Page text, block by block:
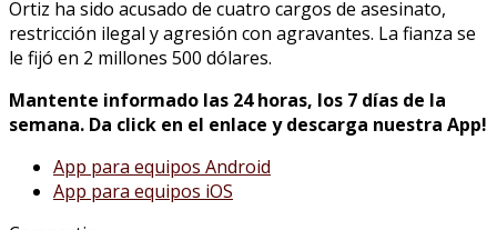
Ortiz ha sido acusado de cuatro cargos de asesinato,
restricción ilegal y agresión con agravantes. La fianza se
le fijó en 2 millones 500 dólares.
Mantente informado las 24 horas, los 7 días de la
semana. Da click en el enlace y descarga nuestra App!
App para equipos Android
App para equipos iOS